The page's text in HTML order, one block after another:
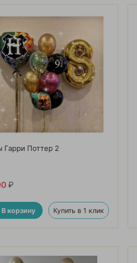
Гарри Поттер 2
₽
В корзину Купить в 1 клик